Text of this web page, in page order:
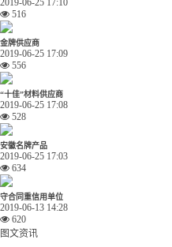
2019-06-25 17:10
516
金牌供应商
2019-06-25 17:09
556
“十佳”材料供应商
2019-06-25 17:08
528
安徽名牌产品
2019-06-25 17:03
634
守合同重信用单位
2019-06-13 14:28
620
图文资讯